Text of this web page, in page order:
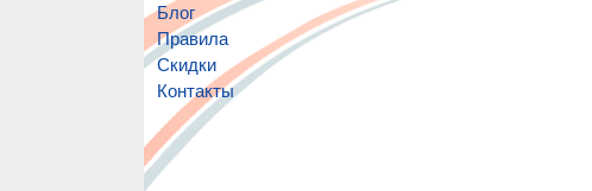
Блог
Правила
Скидки
Контакты